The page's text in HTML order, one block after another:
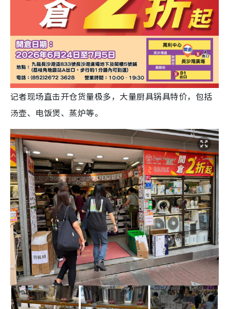
记者现场直击开仓货量极多，大量厨具锅具特价，包括
汤壶、电饭煲、蒸炉等。